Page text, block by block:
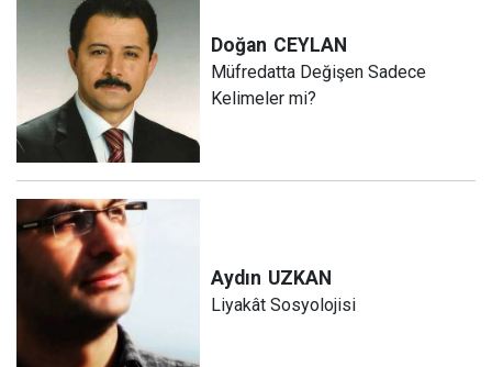
Doğan CEYLAN
Müfredatta Değişen Sadece
Kelimeler mi?
Aydın UZKAN
Liyakât Sosyolojisi